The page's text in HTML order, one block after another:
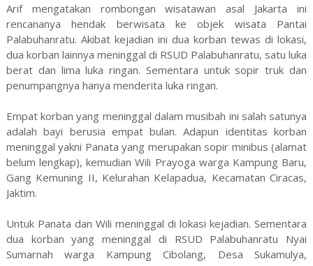
Arif mengatakan rombongan wisatawan asal Jakarta ini
rencananya hendak berwisata ke objek wisata Pantai
Palabuhanratu. Akibat kejadian ini dua korban tewas di lokasi,
dua korban lainnya meninggal di RSUD Palabuhanratu, satu luka
berat dan lima luka ringan. Sementara untuk sopir truk dan
penumpangnya hanya menderita luka ringan.
Empat korban yang meninggal dalam musibah ini salah satunya
adalah bayi berusia empat bulan. Adapun identitas korban
meninggal yakni Panata yang merupakan sopir minibus (alamat
belum lengkap), kemudian Wili Prayoga warga Kampung Baru,
Gang Kemuning II, Kelurahan Kelapadua, Kecamatan Ciracas,
Jaktim.
Untuk Panata dan Wili meninggal di lokasi kejadian. Sementara
dua korban yang meninggal di RSUD Palabuhanratu Nyai
Sumarnah warga Kampung Cibolang, Desa Sukamulya,